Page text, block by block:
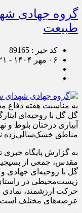
گروه جهادی
طبیعت
کد خبر : 89165
۰۶ مهر ۱۴۰۴ - ۲۳:۲۱
به مناسبت هفته دفاع
گل گل با روحیه‌ای
آبیاری درختان بلوط و
مناطق خشک‌سالی‌زده
به گزارش پایگاه خبری
مقدس، جمعی از
گل با روحیه‌ای جهادی و
زیست‌محیطی در
حرکت ارزشمند، نمادی
عرصه‌های مختلف